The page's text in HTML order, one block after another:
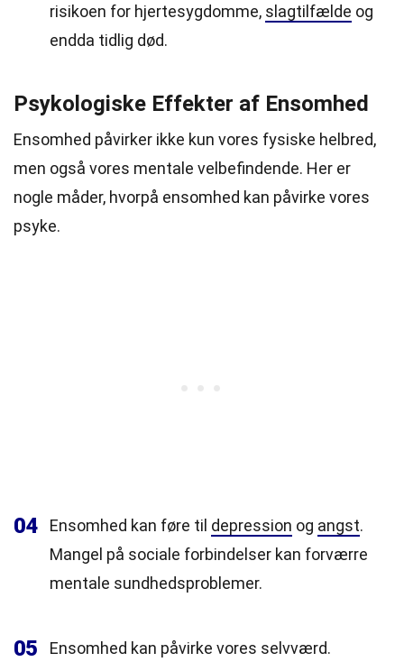
risikoen for hjertesygdomme, slagtilfælde og
endda tidlig død.
Psykologiske Effekter af Ensomhed
Ensomhed påvirker ikke kun vores fysiske helbred,
men også vores mentale velbefindende. Her er
nogle måder, hvorpå ensomhed kan påvirke vores
psyke.
04 Ensomhed kan føre til depression og angst.
Mangel på sociale forbindelser kan forværre
mentale sundhedsproblemer.
05
Ensomhed kan påvirke vores selvværd.